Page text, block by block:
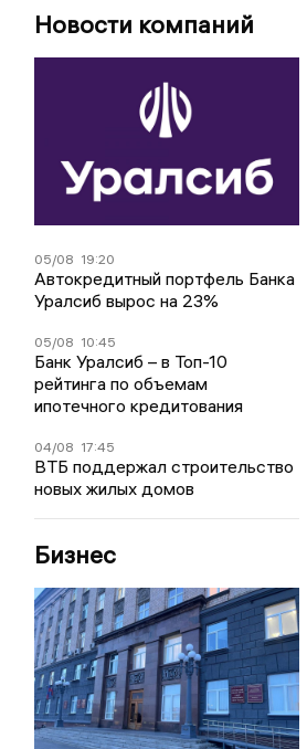
Новости компаний
05/08 19:20
Автокредитный портфель Банка
Уралсиб вырос на 23%
05/08 10:45
Банк Уралсиб – в Топ-10
рейтинга по объемам
ипотечного кредитования
04/08 17:45
ВТБ поддержал строительство
новых жилых домов
Бизнес